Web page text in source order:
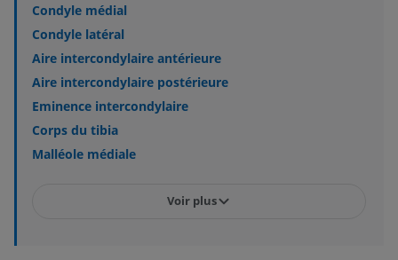
Condyle médial
Condyle latéral
Aire intercondylaire antérieure
Aire intercondylaire postérieure
Eminence intercondylaire
Corps du tibia
Malléole médiale
Voir plus